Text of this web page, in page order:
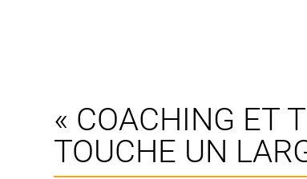
« COACHING ET
TOUCHE UN